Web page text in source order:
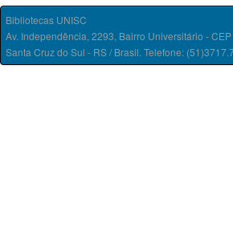
Bibliotecas UNISC
Av. Independência, 2293, Bairro Universitário -
Santa Cruz do Sul - RS / Brasil. Telefone: